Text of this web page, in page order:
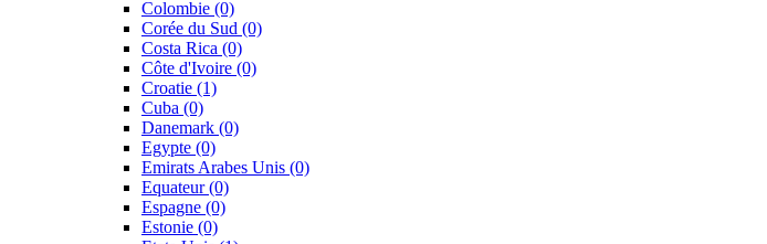
Colombie (0)
Corée du Sud (0)
Costa Rica (0)
Côte d'Ivoire (0)
Croatie (1)
Cuba (0)
Danemark (0)
Egypte (0)
Emirats Arabes Unis (0)
Equateur(0)
Espagne (0)
Estonie (0)